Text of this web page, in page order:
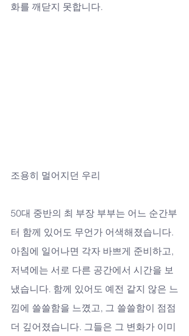
화를 깨닫지 못합니다.
조용히 멀어지던 우리
50대 중반의 최 부장 부부는 어느 순간부
터 함께 있어도 무언가 어색해졌습니다.
아침에 일어나면 각자 바쁘게 준비하고,
저녁에는 서로 다른 공간에서 시간을 보
냈습니다. 함께 있어도 예전 같지 않은 느
낌에 쓸쓸함을 느꼈고, 그 쓸쓸함이 점점
더 깊어졌습니다. 그들은 그 변화가 이미